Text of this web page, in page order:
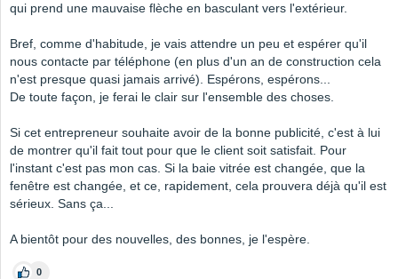
qui prend une mauvaise flèche en basculant vers l'extérieur.
Bref, comme d'habitude, je vais attendre un peu et espérer qu'il
nous contacte par téléphone (en plus d'un an de construction cela
n'est presque quasi jamais arrivé). Espérons, espérons...
De toute façon, je ferai le clair sur l'ensemble des choses.
Si cet entrepreneur souhaite avoir de la bonne publicité, c'est à lui
de montrer qu'il fait tout pour que le client soit satisfait. Pour
l'instant c'est pas mon cas. Si la baie vitrée est changée, que la
fenêtre est changée, et ce, rapidement, cela prouvera déjà qu'il est
sérieux. Sans ça...
A bientôt pour des nouvelles, des bonnes, je l'espère.
0